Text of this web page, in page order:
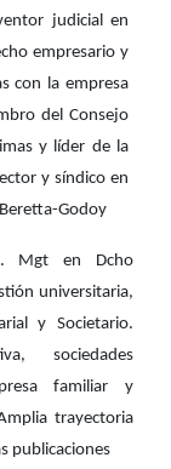
judicial en
empresario y
con la empresa
del Consejo
y líder de la
y síndico en
Godoy
Mgt en Dcho
universitaria,
y Societario.
sociedades
familiar y
trayectoria
publicaciones